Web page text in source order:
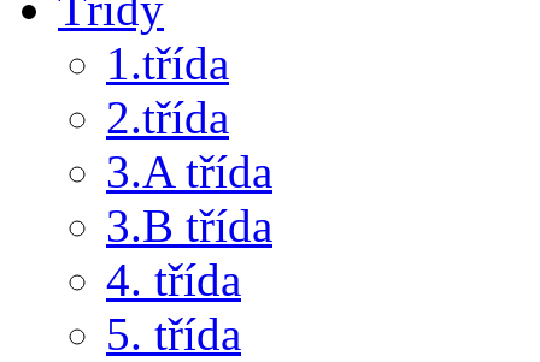
1.třída
2.třída
3.A třída
3.B třída
4. třída
5. třída